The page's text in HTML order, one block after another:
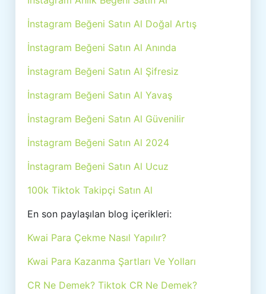
İnstagram Beğeni Satın Al Doğal Artış
İnstagram Beğeni Satın Al Anında
İnstagram Beğeni Satın Al Şifresiz
İnstagram Beğeni Satın Al Yavaş
İnstagram Beğeni Satın Al Güvenilir
İnstagram Beğeni Satın Al 2024
İnstagram Beğeni Satın Al Ucuz
100k Tiktok Takipçi Satın Al
En son paylaşılan blog içerikleri:
Kwai Para Çekme Nasıl Yapılır?
Kwai Para Kazanma Şartları Ve Yolları
CR Ne Demek? Tiktok CR Ne Demek?